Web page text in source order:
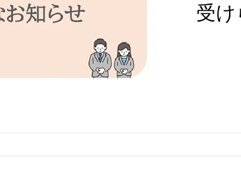
受